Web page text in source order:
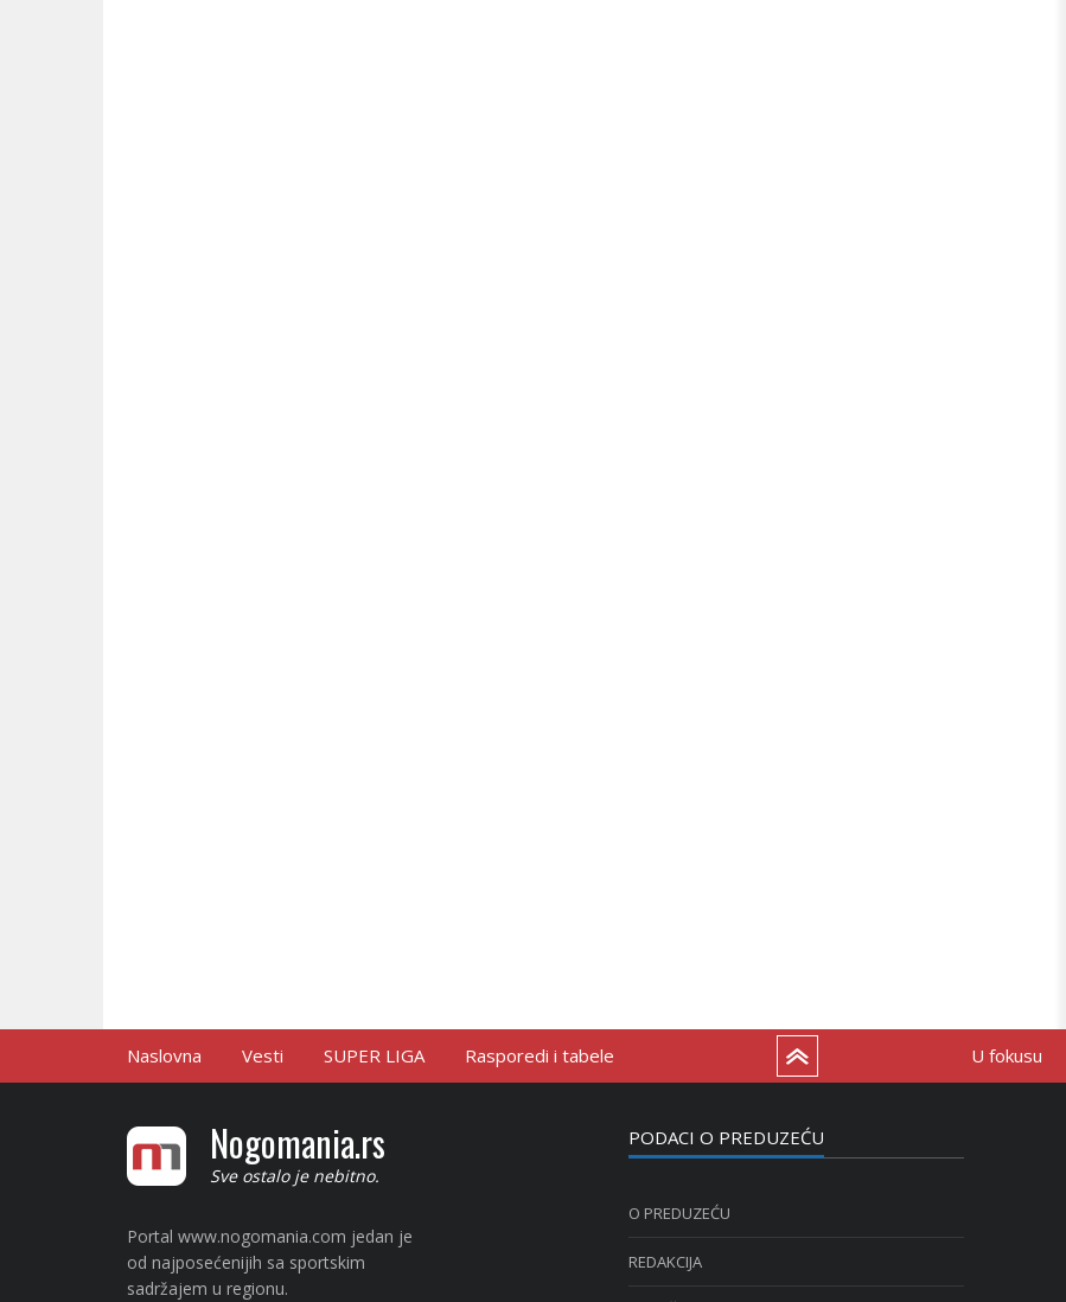
Naslovna Vesti SUPER LIGA Rasporedi i tabele U fokusu
Nogomania.rs
Sve ostalo je nebitno.
Portal www.nogomania.com jedan je
od najposećenijih sa sportskim
sadržajem u regionu.
PODACI O PREDUZEĆU
O PREDUZEĆU
REDAKCIJA